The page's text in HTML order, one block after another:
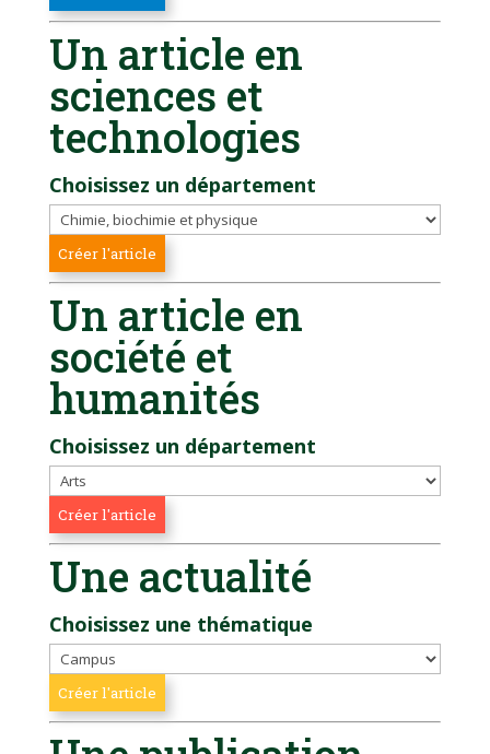
Un article en
sciences et
technologies
Choisissez un département
Un article en
société et
humanités
Choisissez un département
Une actualité
Choisissez une thématique